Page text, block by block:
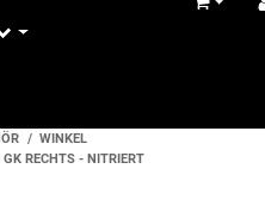
WINKEL
RECHTS - NITRIERT